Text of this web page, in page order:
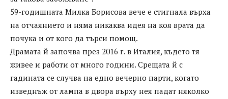
59-годишната Милка Борисова вече е стигнала върха
на отчаянието и няма никаква идея на коя врата да
почука и от кого да търси помощ.
Драмата й започва през 2016 г. в Италия, където тя
живее и работи от много години. Срещата й с
гадината се случва на едно вечерно парти, когато
изведнъж от лампа в двора върху нея падат няколко